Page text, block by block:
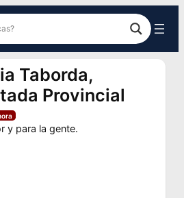
Taborda,
Provincial
y para la gente.